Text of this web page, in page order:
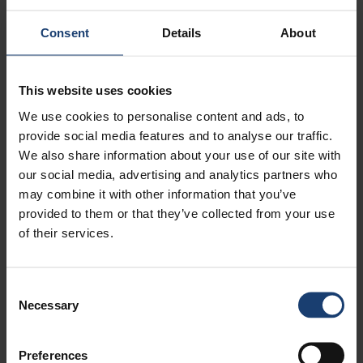
Consent Details About
This website uses cookies
We use cookies to personalise content and ads, to
provide social media features and to analyse our traffic.
We also share information about your use of our site with
our social media, advertising and analytics partners who
may combine it with other information that you’ve
provided to them or that they’ve collected from your use
of their services.
Selection
Necessary
Preferences
helmikuu, 2021
joulukuu, 20201
lokakuu, 20201
kesäkuu, 2020 1
toukokuu, 20202
huhtikuu, 20203
helmikuu, 2020 1
tammikuu, 20202
marraskuu, 20191
syyskuu, 20191
helmikuu, 2019
marraskuu, 2018